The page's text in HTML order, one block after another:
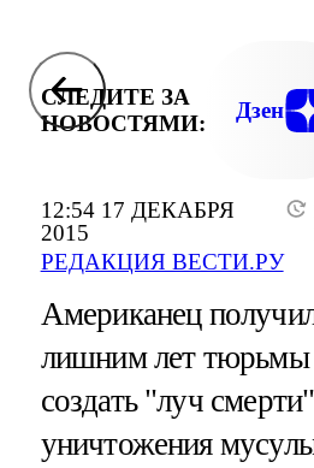
12:54 17 ДЕКАБРЯ
2015
РЕДАКЦИЯ ВЕСТИ.РУ
СЛЕДИТЕ ЗА
НОВОСТЯМИ:
Дзен
Американец
лишним лет тюрьмы
создать "луч
уничтожения